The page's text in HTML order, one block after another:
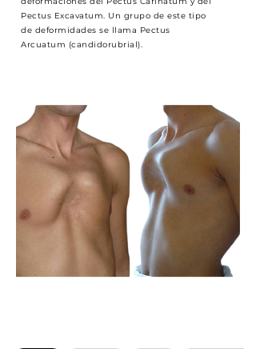
Pectus Excavatum. Un grupo de este tipo
de deformidades se llama Pectus
Arcuatum (candidorubrial).